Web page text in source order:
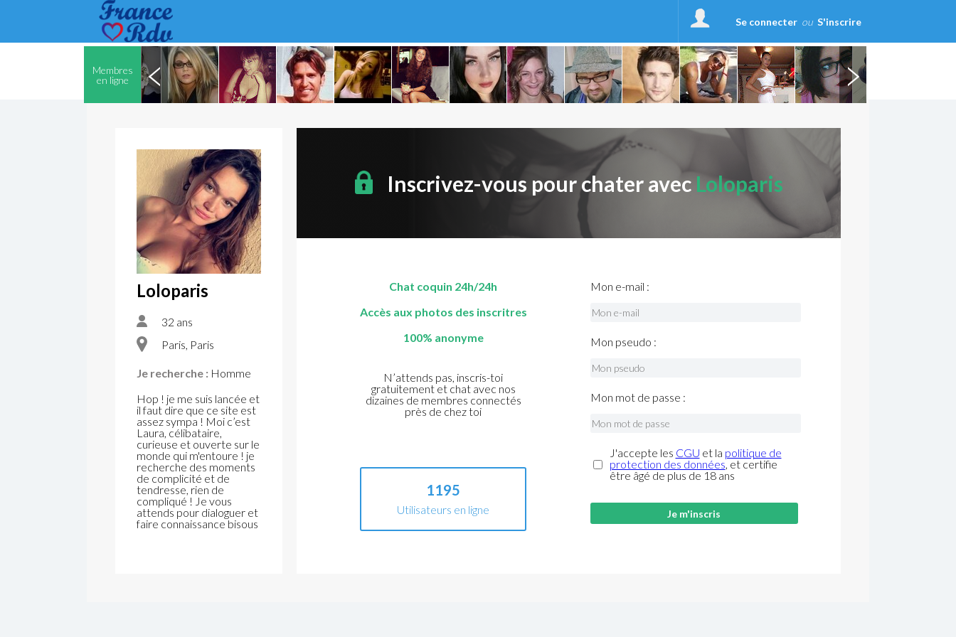
Se connecter ou S'inscrire
Membres
en ligne
Loloparis
32 ans
Paris, Paris
Je recherche : Homme
Hop ! je me suis lancée et
il faut dire que ce site est
assez sympa ! Moi c’est
Laura, célibataire,
curieuse et ouverte sur le
monde qui m'entoure ! je
recherche des moments
de complicité et de
tendresse, rien de
compliqué ! Je vous
attends pour dialoguer et
faire connaissance bisous
Inscrivez-vous pour chater avec Loloparis
Chat coquin 24h/24h
Accès aux photos des inscritres
100% anonyme
N’attends pas, inscris-toi
gratuitement et chat avec nos
dizaines de membres connectés
près de chez toi
1195
Utilisateurs en ligne
Mon e-mail :
Mon pseudo :
Mon mot de passe :
J'accepte les CGU et la politique de
protection des données, et certifie
être âgé de plus de 18 ans